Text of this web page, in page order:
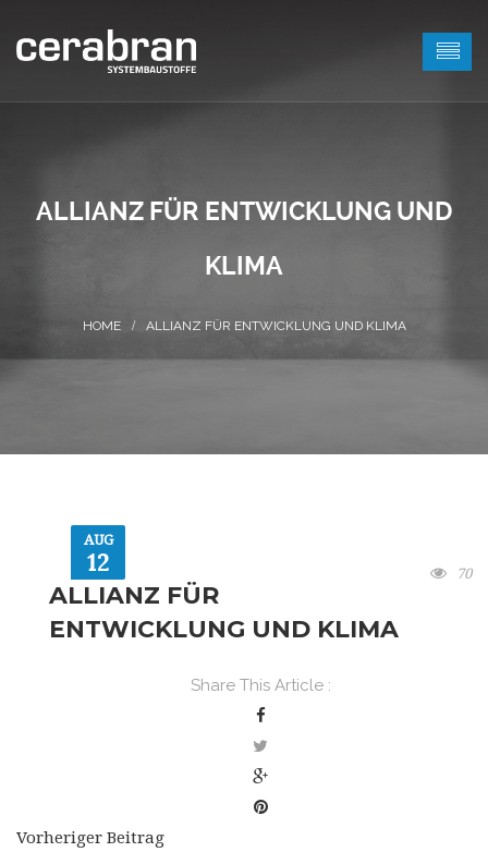
ALLIANZ FÜR ENTWICKLUNG UND
KLIMA
ALLIANZ FÜR ENTWICKLUNG UND KLIMA
AUG
12 70
ALLIANZ FÜR
ENTWICKLUNG UND KLIMA
Share This Article :
Vorheriger Beitrag